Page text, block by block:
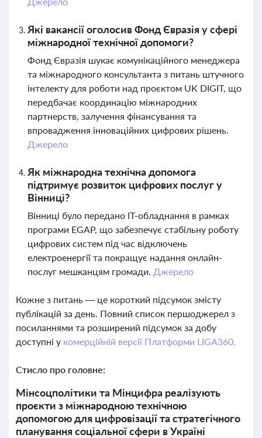
Які вакансії оголосив Фонд Євразія у сфері
міжнародної технічної допомоги?
Фонд Євразія шукає комунікаційного менеджера
та міжнародного консультанта з питань штучного
інтелекту для роботи над проєктом UK DIGIT, що
передбачає координацію міжнародних
партнерств, залучення фінансування та
впровадження інноваційних цифрових рішень.
Джерело
Як міжнародна технічна допомога
підтримує розвиток цифрових послуг у
Вінниці?
Вінниці було передано ІТ-обладнання в рамках
програми EGAP, що забезпечує стабільну роботу
цифрових систем під час відключень
електроенергії та покращує надання онлайн-
послуг мешканцям громади. Джерело
Кожне з питань — це короткий підсумок змісту
публікацій за день. Повний список першоджерел з
посиланнями та розширений підсумок за добу
доступні у комерційній версії Платформи LIGA360.
Стисло про головне:
Мінсоцполітики та Мінцифра реалізують
проєкти з міжнародною технічною
допомогою для цифровізації та стратегічного
планування соціальної сфери в Україні